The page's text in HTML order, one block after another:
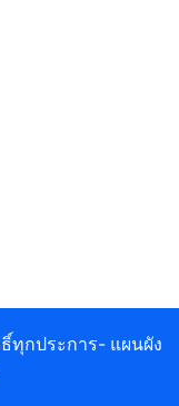
ทุกประการ- แผนผัง